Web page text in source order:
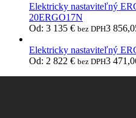
Elektricky nastaviteľný
20ERGO17N
Od: 3 135 € bez DPH3
Elektricky nastaviteľný
Od: 2 822 € bez DPH3